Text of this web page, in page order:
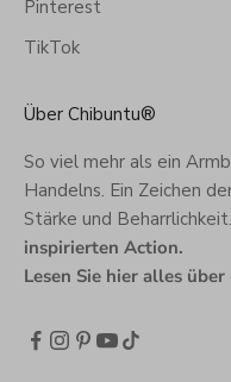
Pinterest
TikTok
Über Chibuntu®
So viel mehr als ein
Handelns. Ein Zeichen
Stärke und Beharrlichkeit.
inspirierten Action.
Lesen Sie hier alles über